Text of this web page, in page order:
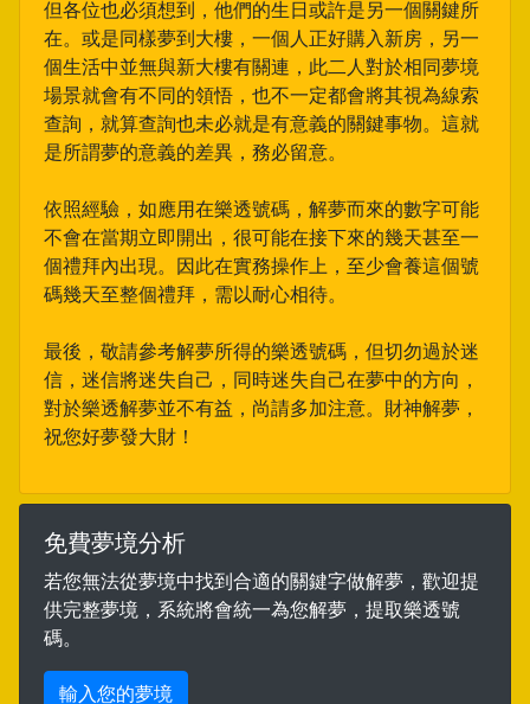
但各位也必須想到，他們的生日或許是另一個關鍵所
在。或是同樣夢到大樓，一個人正好購入新房，另一
個生活中並無與新大樓有關連，此二人對於相同夢境
場景就會有不同的領悟，也不一定都會將其視為線索
查詢，就算查詢也未必就是有意義的關鍵事物。這就
是所謂夢的意義的差異，務必留意。
依照經驗，如應用在樂透號碼，解夢而來的數字可能
不會在當期立即開出，很可能在接下來的幾天甚至一
個禮拜內出現。因此在實務操作上，至少會養這個號
碼幾天至整個禮拜，需以耐心相待。
最後，敬請參考解夢所得的樂透號碼，但切勿過於迷
信，迷信將迷失自己，同時迷失自己在夢中的方向，
對於樂透解夢並不有益，尚請多加注意。財神解夢，
祝您好夢發大財！
免費夢境分析
若您無法從夢境中找到合適的關鍵字做解夢，歡迎提
供完整夢境，系統將會統一為您解夢，提取樂透號
碼。
輸入您的夢境